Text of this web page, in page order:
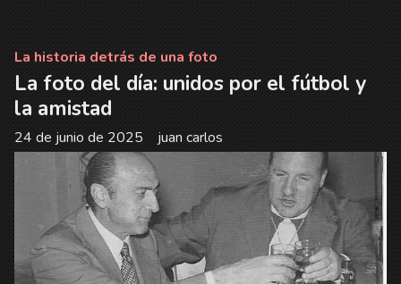
La foto del día: unidos por el fútbol y
la amistad
juan carlos
La historia detrás de una foto
24 de junio de 2025